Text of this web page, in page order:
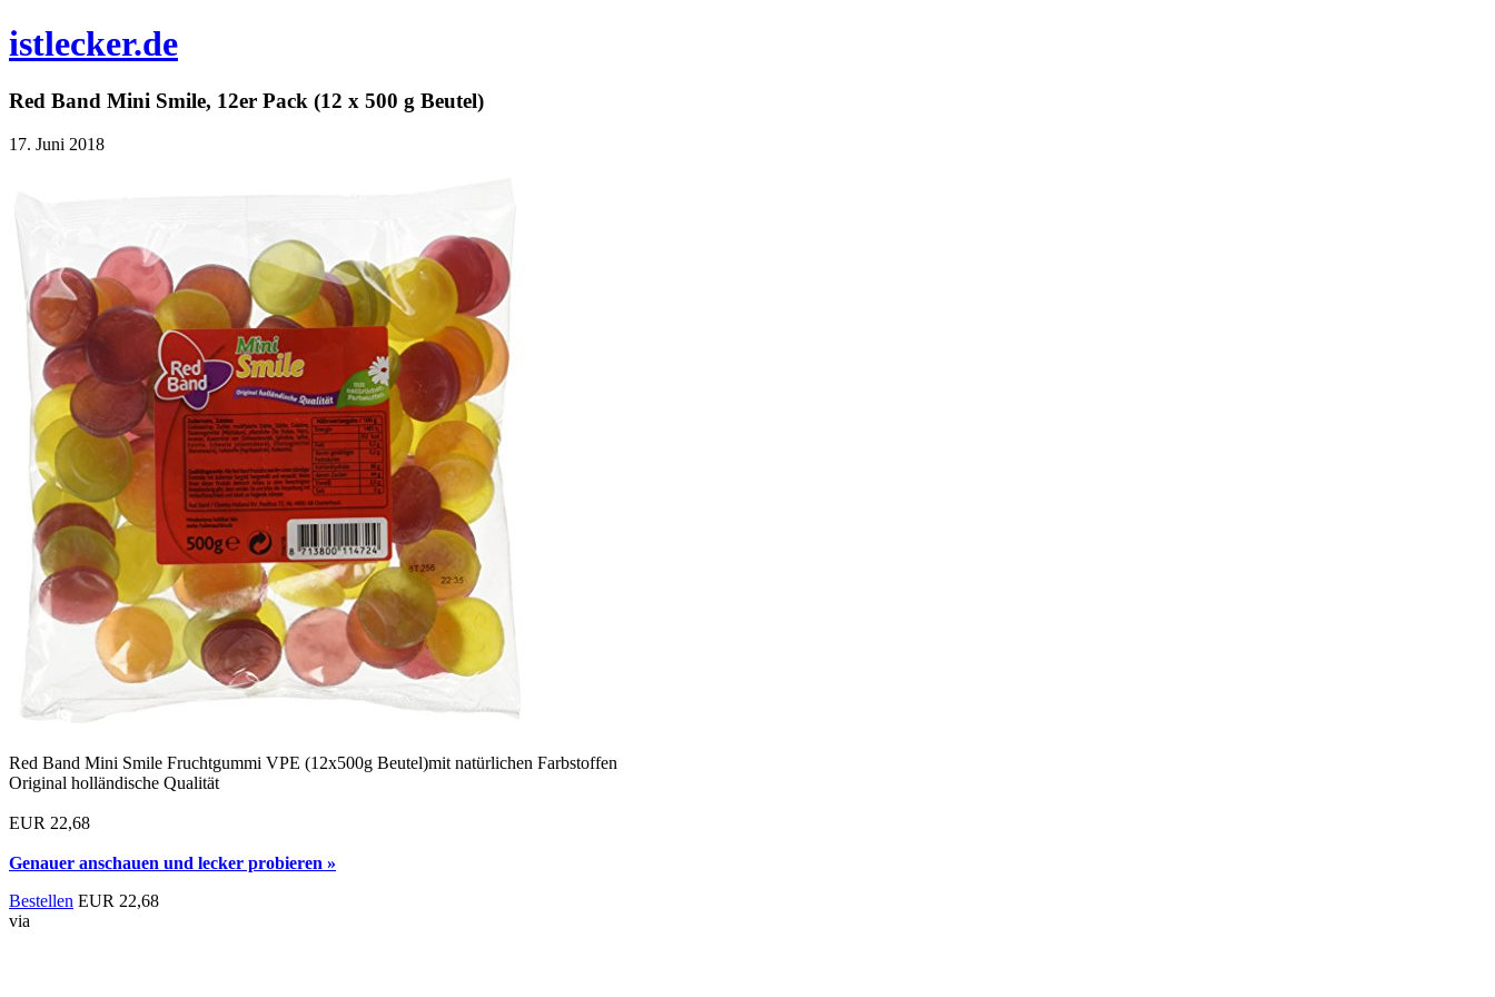
istlecker.de
Red Band Mini Smile, 12er Pack (12 x 500 g Beutel)
17. Juni 2018
Red Band Mini Smile Fruchtgummi VPE (12x500g Beutel)mit natürlichen Farbstoffen
Original holländische Qualität
EUR 22,68
Genauer anschauen und lecker probieren »
Bestellen EUR 22,68
via